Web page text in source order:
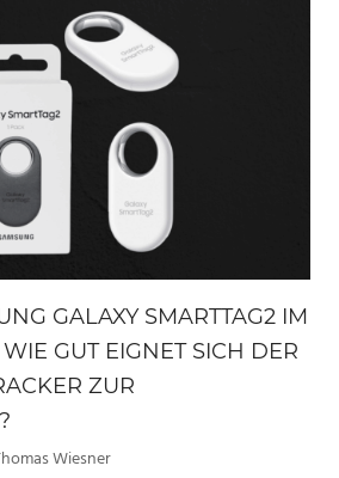
GALAXY SMARTTAG2 IM
WIE GUT EIGNET SICH DER
ZUR
Wiesner